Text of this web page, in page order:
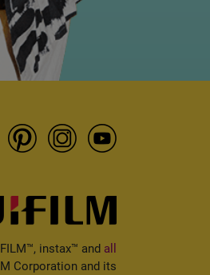
instax™ and all
Corporation and its